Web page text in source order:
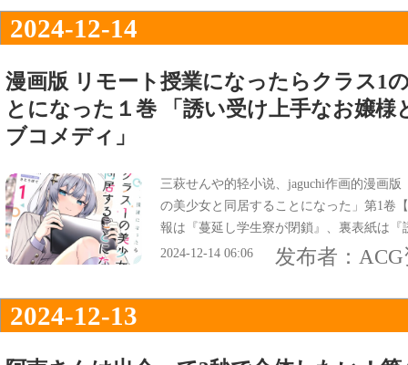
2024-12-14
漫画版 リモート授業になったらクラス1
とになった１巻 「誘い受け上手なお嬢様
ブコメディ」
三萩せんや的轻小说、jaguchi作画的漫画
の美少女と同居することになった」第1卷
報は『蔓延し学生寮が閉鎖』、裏表紙は
る、イチャ甘同居ラブコメディ第1巻』。
2024-12-14 06:06 发布者：
2024-12-13